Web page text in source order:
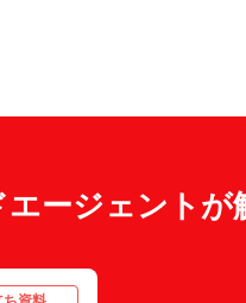
ージェントが